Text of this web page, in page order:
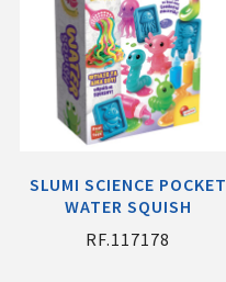
SLUMI SCIENCE POCKET
WATER SQUISH
RF.117178